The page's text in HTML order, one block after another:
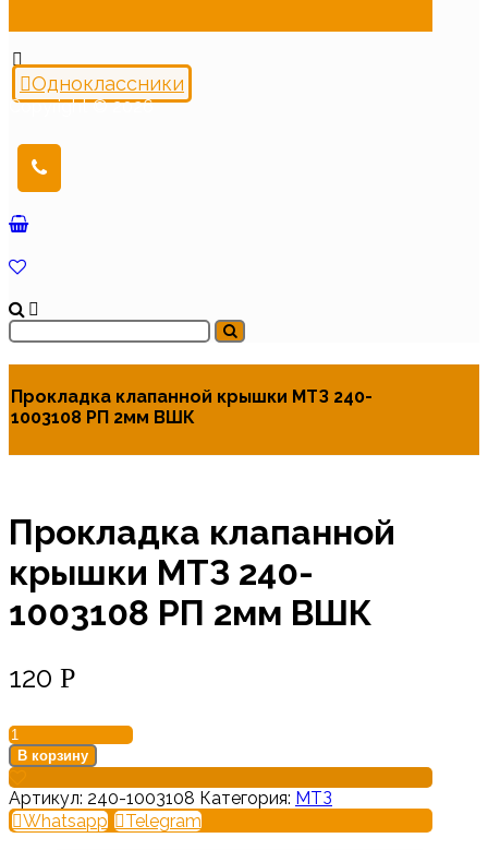
Одноклассники
Copyright © 2026
Прокладка клапанной крышки МТЗ 240-
1003108 РП 2мм ВШК
Прокладка клапанной
крышки МТЗ 240-
1003108 РП 2мм ВШК
120 Р
Количество
товара
Прокладка
клапанной
крышки
МТЗ
В корзину
Артикул: 240-1003108 Категория: МТЗ
Whatsapp
Telegram